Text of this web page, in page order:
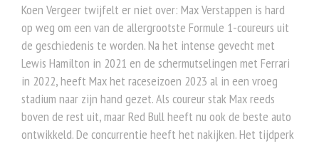
Koen Vergeer twijfelt er niet over: Max Verstappen is hard
op weg om een van de allergrootste Formule 1-coureurs uit
de geschiedenis te worden. Na het intense gevecht met
Lewis Hamilton in 2021 en de schermutselingen met Ferrari
in 2022, heeft Max het raceseizoen 2023 al in een vroeg
stadium naar zijn hand gezet. Als coureur stak Max reeds
boven de rest uit, maar Red Bull heeft nu ook de beste auto
ontwikkeld. De concurrentie heeft het nakijken. Het tijdperk